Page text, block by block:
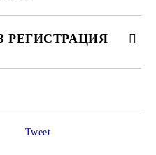
РЕГИСТРАЦИЯ
Tweet